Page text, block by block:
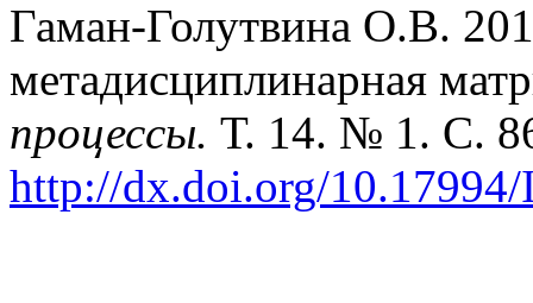
Гаман-Голутвина О.В.
метадисциплинарная
процессы. Т. 14. № 1. С.
http://dx.doi.org/